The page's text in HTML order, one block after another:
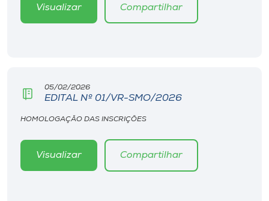
Visualizar Compartilhar
05/02/2026
EDITAL Nº 01/VR-SMO/2026
HOMOLOGAÇÃO DAS INSCRIÇÕES
Visualizar Compartilhar